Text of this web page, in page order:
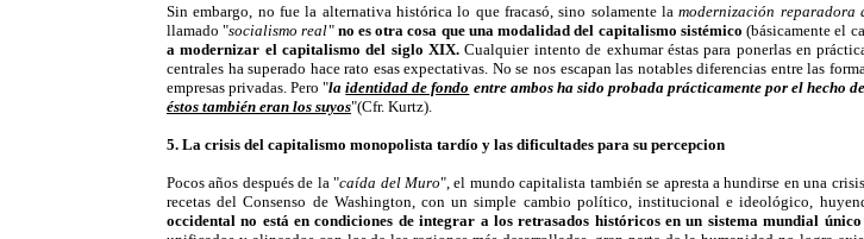
Sin embargo, no fue la alternativa histórica lo que fracasó, sino solamente lamodernización
llamado "socialismo real" no es otra cosa que una modalidad del capitalismo sistémico(básicamente el
a modernizar el capitalismo del siglo XIX. Cualquier intento de exhumar éstas para ponerlas en
centrales ha superado hace rato esas expectativas. No se nos escapan las notables diferencias entre las
empresas privadas. Pero "laidentidad de fondo entre ambos ha sido probada prácticamente por el hecho
éstos también eran los suyos"(Cfr. Kurtz).
5. La crisis del capitalismo monopolista tardío y las dificultades para su percepcion
Pocos años después de la "caída del Muro", el mundo capitalista también se apresta a hundirse en una
recetas del Consenso de Washington, con un simple cambio político, institucional e ideológico,
occidental no está en condiciones de integrar a los retrasados históricos en un sistema mundial